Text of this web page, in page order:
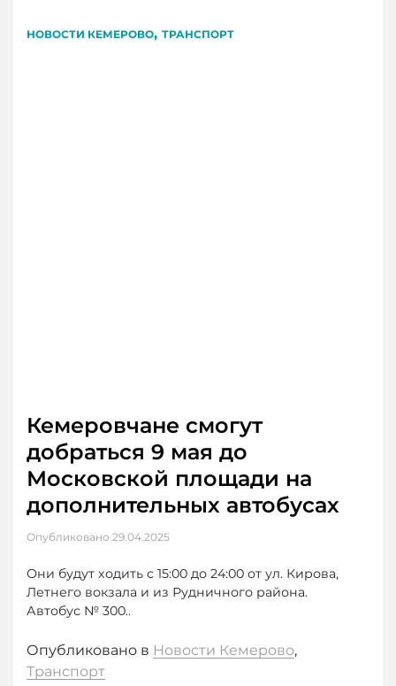
НОВОСТИ КЕМЕРОВО, ТРАНСПОРТ
Кемеровчане смогут
добраться 9 мая до
Московской площади на
дополнительных автобусах
Опубликовано 29.04.2025
Они будут ходить с 15:00 до 24:00 от ул. Кирова,
Летнего вокзала и из Рудничного района.
Автобус № 300..
Опубликовано в Новости Кемерово,
Транспорт